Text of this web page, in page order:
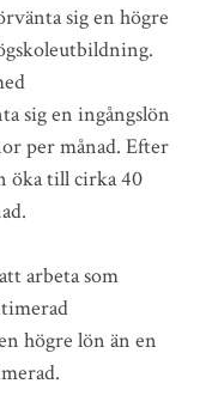
sig en högre
sig en ingångslön
per månad. Efter
öka till cirka 40
arbeta som
högre lön än en